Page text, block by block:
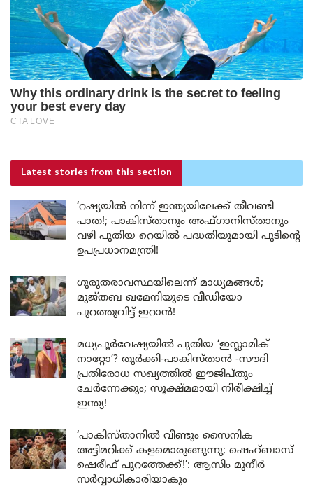
Latest stories from this section
‘റഷ്യയിൽ നിന്ന് ഇന്ത്യയിലേക്ക് തീവണ്ടി
പാത!; പാകിസ്താനും അഫ്ഗാനിസ്താനും
വഴി പുതിയ റെയിൽ പദ്ധതിയുമായി പുടിന്റെ
ഉപപ്രധാനമന്ത്രി!
ഗുരുതരാവസ്ഥയിലെന്ന് മാധ്യമങ്ങൾ;
മുജ്തബ ഖമേനിയുടെ വീഡിയോ
പുറത്തുവിട്ട് ഇറാൻ!
മധ്യപൂർവേഷ്യയിൽ പുതിയ ‘ഇസ്ലാമിക്
നാറ്റോ’? തുർക്കി-പാകിസ്താൻ -സൗദി
പ്രതിരോധ സഖ്യത്തിൽ ഈജിപ്തും
ചേർന്നേക്കും; സൂക്ഷ്മമായി നിരീക്ഷിച്ച്
ഇന്ത്യ!
‘പാകിസ്താനിൽ വീണ്ടും സൈനിക
അട്ടിമറിക്ക് കളമൊരുങ്ങുന്നു; ഷെഹ്ബാസ്
ഷെരീഫ് പുറത്തേക്ക്!’: ആസിം മുനീർ
സർവ്വാധികാരിയാകും